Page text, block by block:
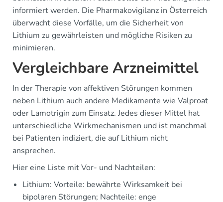
informiert werden. Die Pharmakovigilanz in Österreich
überwacht diese Vorfälle, um die Sicherheit von
Lithium zu gewährleisten und mögliche Risiken zu
minimieren.
Vergleichbare Arzneimittel
In der Therapie von affektiven Störungen kommen
neben Lithium auch andere Medikamente wie Valproat
oder Lamotrigin zum Einsatz. Jedes dieser Mittel hat
unterschiedliche Wirkmechanismen und ist manchmal
bei Patienten indiziert, die auf Lithium nicht
ansprechen.
Hier eine Liste mit Vor- und Nachteilen:
Lithium: Vorteile: bewährte Wirksamkeit bei
bipolaren Störungen; Nachteile: enge